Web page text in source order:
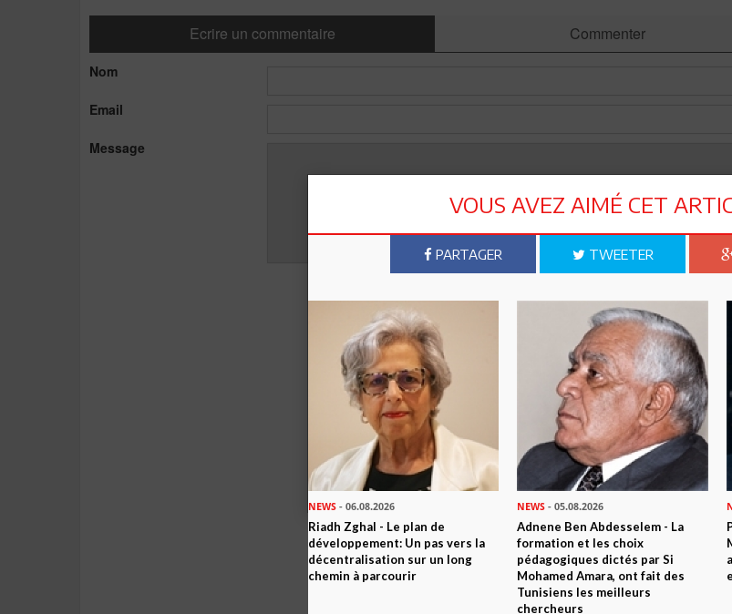
Ecrire un commentaire Commenter
Nom
Email
Message
VOUS AVEZ AIMÉ CET
PARTAGER TWEETER
NEWS - 06.08.2026
Riadh Zghal - Le plan de
développement: Un pas vers la
décentralisation sur un long
chemin à parcourir
NEWS - 05.08.2026
Adnene Ben Abdesselem - La
formation et les choix
pédagogiques dictés par Si
Mohamed Amara, ont fait des
Tunisiens les meilleurs
chercheurs